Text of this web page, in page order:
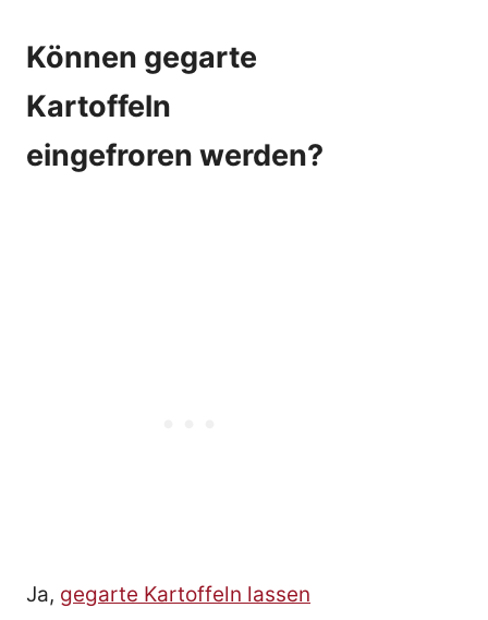
Können gegarte
Kartoffeln
eingefroren werden?
Ja, gegarte Kartoffeln lassen